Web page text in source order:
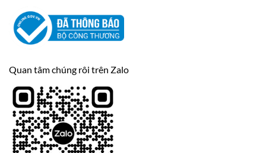
Quan tâm chúng rôi trên Zalo